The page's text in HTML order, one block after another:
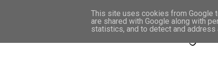
Marcellino
This site uses cookies from Google
are shared with Google along with
statistics, and to detect and address